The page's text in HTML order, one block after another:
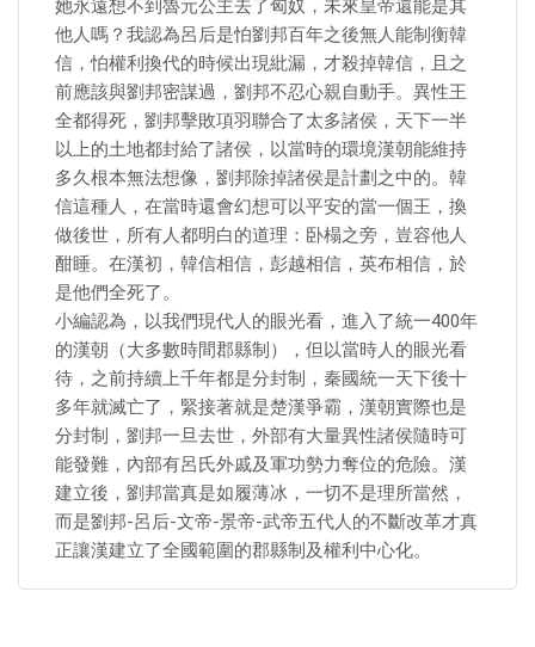
​她永遠想不到魯元公主去了匈奴，未來皇帝還能是其
他人嗎？我認為呂后是怕劉邦百年之後無人能制衡韓
信，怕權利換代的時候出現紕漏，才殺掉韓信，且之
前應該與劉邦密謀過，劉邦不忍心親自動手。異性王
全都得死，劉邦擊敗項羽聯合了太多諸侯，天下一半
以上的土地都封給了諸侯，以當時的環境漢朝能維持
多久根本無法想像，劉邦除掉諸侯是計劃之中的。韓
信這種人，在當時還會幻想可以平安的當一個王，換
做後世，所有人都明白的道理：卧榻之旁，豈容他人
酣睡。在漢初，韓信相信，彭越相信，英布相信，於
是他們全死了。
小編認為，以我們現代人的眼光看，進入了統一400年
的漢朝（大多數時間郡縣制），但以當時人的眼光看
待，之前持續上千年都是分封制，秦國統一天下後十
多年就滅亡了，緊接著就是楚漢爭霸，漢朝實際也是
分封制，劉邦一旦去世，外部有大量異性諸侯隨時可
能發難，內部有呂氏外戚及軍功勢力奪位的危險。漢
建立後，劉邦當真是如履薄冰，一切不是理所當然，
而是劉邦-呂后-文帝-景帝-武帝五代人的不斷改革才真
正讓漢建立了全國範圍的郡縣制及權利中心化。